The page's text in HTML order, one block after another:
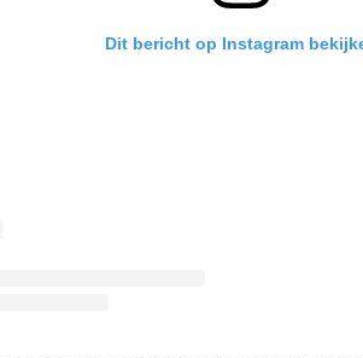
Dit bericht op Instagram